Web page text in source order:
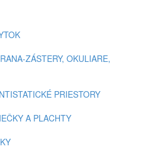
ZÁSTERY, OKULIARE,
PRIESTORY
A PLACHTY